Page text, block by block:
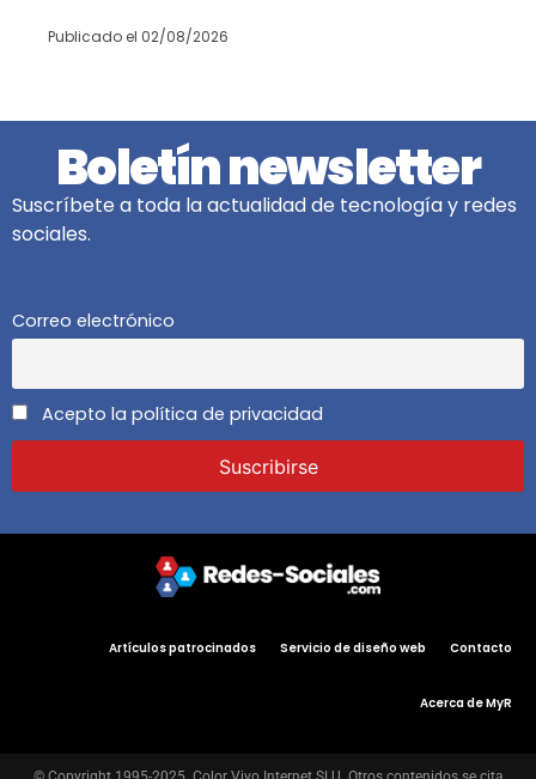
Publicado el 02/08/2026
Boletín newsletter
Suscríbete a toda la actualidad de tecnología y redes
sociales.
Correo electrónico
Acepto la política de privacidad
Artículos patrocinados Servicio de diseño web Contacto
Acerca de MyR